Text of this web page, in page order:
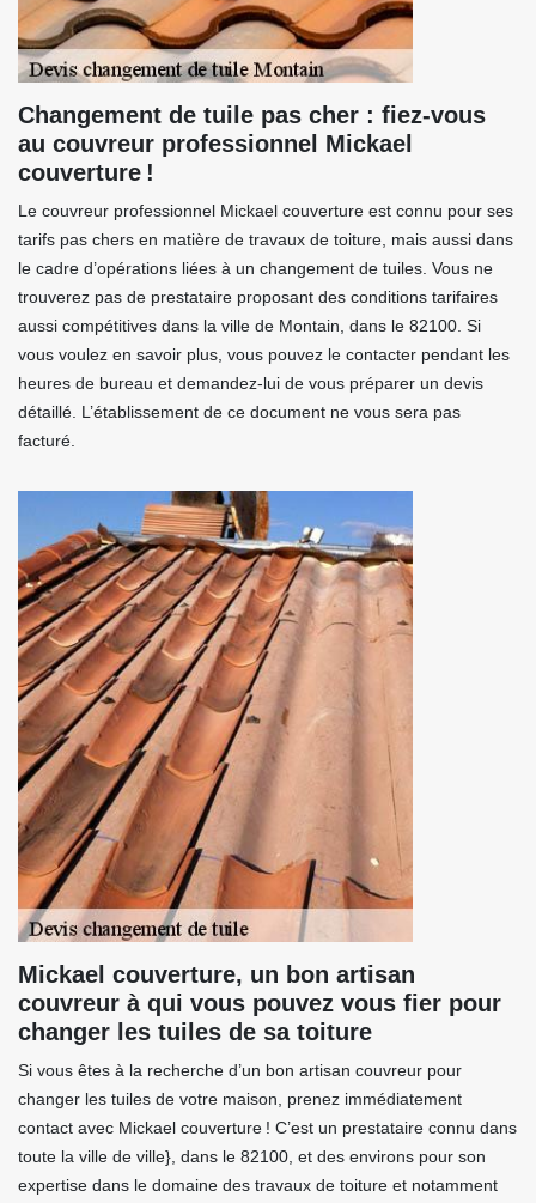
Changement de tuile pas cher : fiez-vous
au couvreur professionnel Mickael
couverture !
Le couvreur professionnel Mickael couverture est connu pour ses
tarifs pas chers en matière de travaux de toiture, mais aussi dans
le cadre d’opérations liées à un changement de tuiles. Vous ne
trouverez pas de prestataire proposant des conditions tarifaires
aussi compétitives dans la ville de Montain, dans le 82100. Si
vous voulez en savoir plus, vous pouvez le contacter pendant les
heures de bureau et demandez-lui de vous préparer un devis
détaillé. L’établissement de ce document ne vous sera pas
facturé.
Mickael couverture, un bon artisan
couvreur à qui vous pouvez vous fier pour
changer les tuiles de sa toiture
Si vous êtes à la recherche d’un bon artisan couvreur pour
changer les tuiles de votre maison, prenez immédiatement
contact avec Mickael couverture ! C’est un prestataire connu dans
toute la ville de ville}, dans le 82100, et des environs pour son
expertise dans le domaine des travaux de toiture et notamment